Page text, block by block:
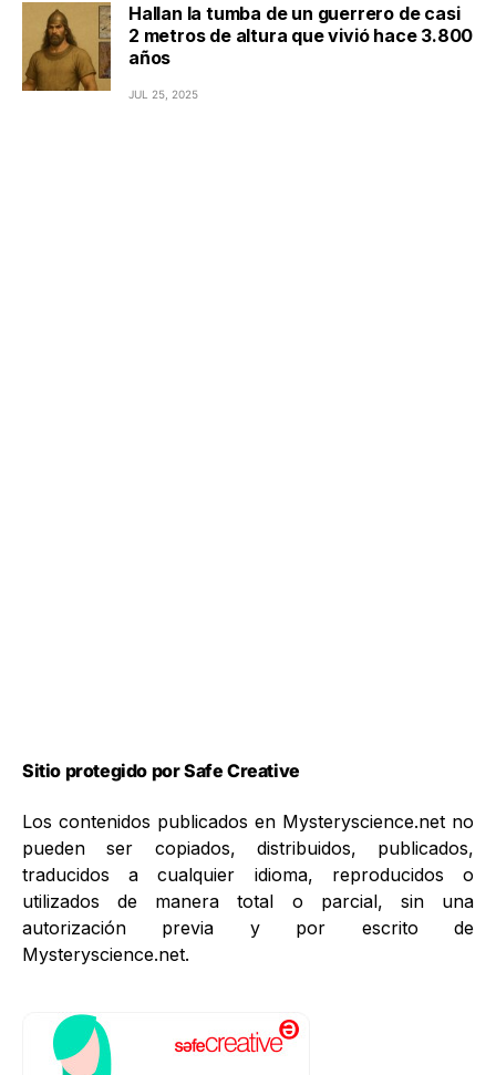
Hallan la tumba de un guerrero de casi
2 metros de altura que vivió hace 3.800
años
JUL 25, 2025
Sitio protegido por Safe Creative
Los contenidos publicados en Mysteryscience.net no
pueden ser copiados, distribuidos, publicados,
traducidos a cualquier idioma, reproducidos o
utilizados de manera total o parcial, sin una
autorización previa y por escrito de
Mysteryscience.net.